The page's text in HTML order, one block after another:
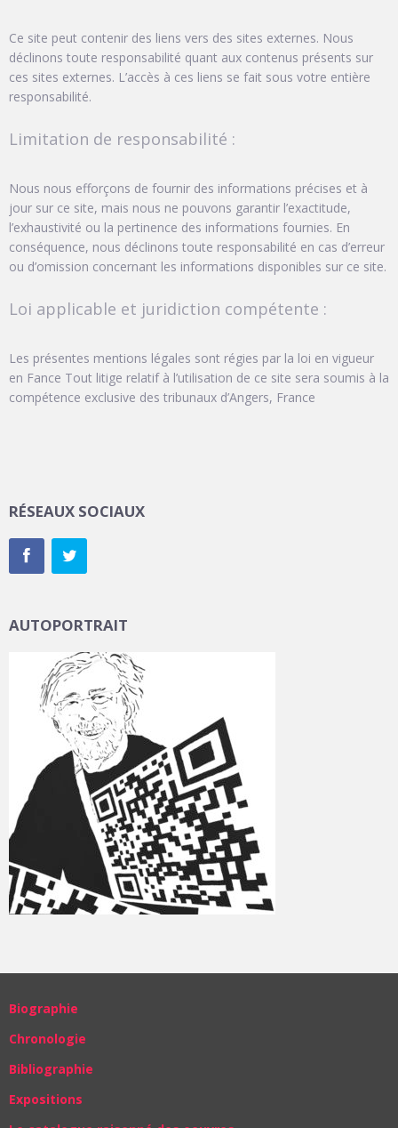
Ce site peut contenir des liens vers des sites externes. Nous
déclinons toute responsabilité quant aux contenus présents sur
ces sites externes. L’accès à ces liens se fait sous votre entière
responsabilité.
Limitation de responsabilité :
Nous nous efforçons de fournir des informations précises et à
jour sur ce site, mais nous ne pouvons garantir l’exactitude,
l’exhaustivité ou la pertinence des informations fournies. En
conséquence, nous déclinons toute responsabilité en cas d’erreur
ou d’omission concernant les informations disponibles sur ce site.
Loi applicable et juridiction compétente :
Les présentes mentions légales sont régies par la loi en vigueur
en Fance Tout litige relatif à l’utilisation de ce site sera soumis à la
compétence exclusive des tribunaux d’Angers, France
RÉSEAUX SOCIAUX
AUTOPORTRAIT
Biographie
Chronologie
Bibliographie
Expositions